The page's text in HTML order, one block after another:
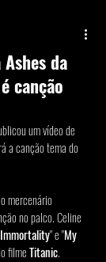
da
canção
um vídeo de
a canção tema do
mercenário
no palco. Celine
Immortality" e "My
filme Titanic.